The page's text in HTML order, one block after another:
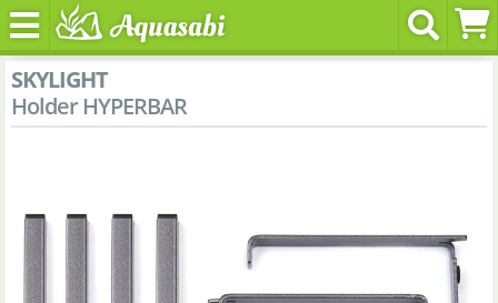
SKYLIGHT
Holder HYPERBAR